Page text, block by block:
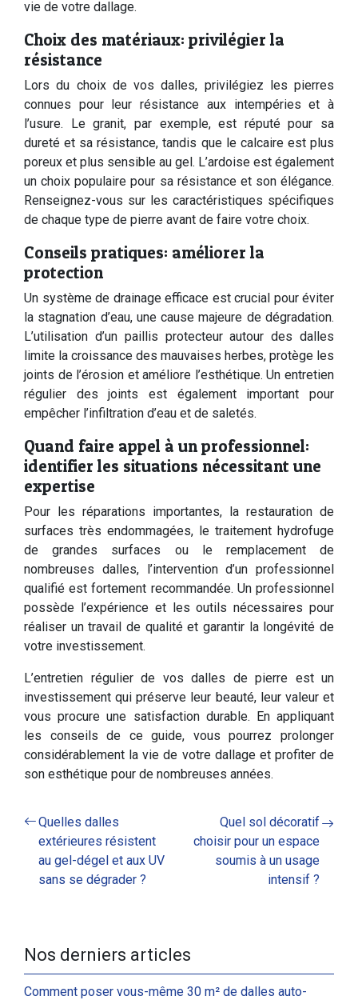
vie de votre dallage.
Choix des matériaux: privilégier la
résistance
Lors du choix de vos dalles, privilégiez les pierres
connues pour leur résistance aux intempéries et à
l’usure. Le granit, par exemple, est réputé pour sa
dureté et sa résistance, tandis que le calcaire est plus
poreux et plus sensible au gel. L’ardoise est également
un choix populaire pour sa résistance et son élégance.
Renseignez-vous sur les caractéristiques spécifiques
de chaque type de pierre avant de faire votre choix.
Conseils pratiques: améliorer la
protection
Un système de drainage efficace est crucial pour éviter
la stagnation d’eau, une cause majeure de dégradation.
L’utilisation d’un paillis protecteur autour des dalles
limite la croissance des mauvaises herbes, protège les
joints de l’érosion et améliore l’esthétique. Un entretien
régulier des joints est également important pour
empêcher l’infiltration d’eau et de saletés.
Quand faire appel à un professionnel:
identifier les situations nécessitant une
expertise
Pour les réparations importantes, la restauration de
surfaces très endommagées, le traitement hydrofuge
de grandes surfaces ou le remplacement de
nombreuses dalles, l’intervention d’un professionnel
qualifié est fortement recommandée. Un professionnel
possède l’expérience et les outils nécessaires pour
réaliser un travail de qualité et garantir la longévité de
votre investissement.
L’entretien régulier de vos dalles de pierre est un
investissement qui préserve leur beauté, leur valeur et
vous procure une satisfaction durable. En appliquant
les conseils de ce guide, vous pourrez prolonger
considérablement la vie de votre dallage et profiter de
son esthétique pour de nombreuses années.
Quelles dalles
extérieures résistent
au gel-dégel et aux UV
sans se dégrader ?
Quel sol décoratif
choisir pour un espace
soumis à un usage
intensif ?
Nos derniers articles
Comment poser vous-même 30 m² de dalles auto-